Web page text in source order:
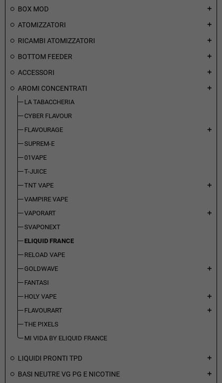
BOX MOD add
ATOMIZZATORI add
RICAMBI ATOMIZZATORI add
BOTTOM FEEDER add
ACCESSORI add
AROMI CONCENTRATI add
LA TABACCHERIA
CYBER FLAVOUR
FLAVOURAGE
add
SUPREM-E
01VAPE
T-JUICE
TNT VAPE
add
VAMPIRE VAPE
VAPORART
add
SVAPONEXT
ELIQUID FRANCE
RELOAD VAPE
GOLDWAVE
add
FANTASI
HOLY VAPE
add
FLAVOURART add
THE PIXELS
MI VIDA BY ELIQUID FRANCE
LIQUIDI PRONTI TPD add
BASI NEUTRE VG PG E NICOTINE add